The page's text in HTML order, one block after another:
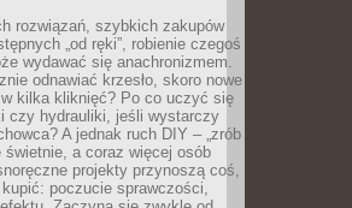
rozwiązań, szybkich zakupów
„od ręki”, robienie czegoś
wydawać się anachronizmem.
odnawiać krzesło, skoro nowe
kilka kliknięć? Po co uczyć się
czy hydrauliki, jeśli wystarczy
A jednak ruch DIY – „zrób
świetnie, a coraz więcej osób
projekty przynoszą coś,
poczucie sprawczości,